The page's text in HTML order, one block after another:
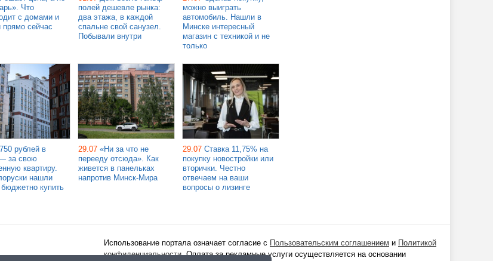
Что
с домами и
прямо сейчас
полей дешевле рынка:
два этажа, в каждой
спальне свой санузел.
Побывали внутри
можно выиграть
автомобиль. Нашли в
Минске интересный
магазин с техникой и не
только
рублей в
за свою
квартиру.
нашли
купить
29.07 «Ни за что не
перееду отсюда». Как
живется в панельках
напротив Минск-Мира
29.07 Ставка 11,75% на
покупку новостройки или
вторички. Честно
отвечаем на ваши
вопросы о лизинге
Использование портала означает согласие с Пользовательским соглашением и Политикой
конфиденциальности. Оплата за рекламные услуги осуществляется на основании